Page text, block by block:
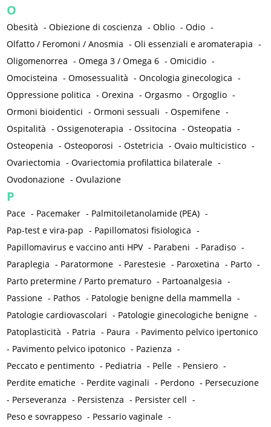
O
Obesità -Obiezione di coscienza -Oblio -Odio -
Olfatto / Feromoni / Anosmia -Oli essenziali e aromaterapia -
Oligomenorrea -Omega 3 / Omega 6 -Omicidio -
Omocisteina -Omosessualità -Oncologia ginecologica -
Oppressione politica -Orexina -Orgasmo -Orgoglio -
Ormoni bioidentici -Ormoni sessuali -Ospemifene -
Ospitalità -Ossigenoterapia -Ossitocina -Osteopatia -
Osteopenia -Osteoporosi -Ostetricia -Ovaio multicistico -
Ovariectomia -Ovariectomia profilattica bilaterale -
Ovodonazione -Ovulazione
P
Pace - Pacemaker - Palmitoiletanolamide (PEA) -
Pap-test e vira-pap - Papillomatosi fisiologica -
Papillomavirus e vaccino anti HPV - Parabeni - Paradiso -
Paraplegia - Paratormone - Parestesie - Paroxetina - Parto -
Parto pretermine / Parto prematuro - Partoanalgesia -
Passione - Pathos - Patologie benigne della mammella -
Patologie cardiovascolari - Patologie ginecologiche benigne -
Patoplasticità - Patria - Paura - Pavimento pelvico ipertonico
- Pavimento pelvico ipotonico - Pazienza -
Peccato e pentimento - Pediatria - Pelle - Pensiero -
Perdite ematiche - Perdite vaginali - Perdono - Persecuzione
- Perseveranza - Persistenza - Persister cell -
Peso e sovrappeso - Pessario vaginale -